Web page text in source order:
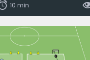
10 min